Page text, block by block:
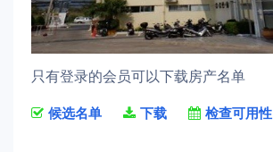
只有登录的会员可以下载房产名单
候选名单 下载 检查可用性